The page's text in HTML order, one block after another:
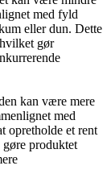
med fyld
eller dun. Dette
gør
kan være mere
med
opretholde et rent
gøre produktet